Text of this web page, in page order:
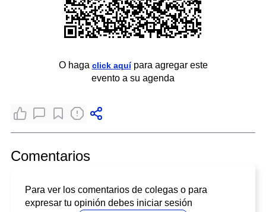
O haga click aquípara agregar este
evento a su agenda
Comentarios
Para ver los comentarios de colegas o para
expresar tu opinión debes iniciar sesión